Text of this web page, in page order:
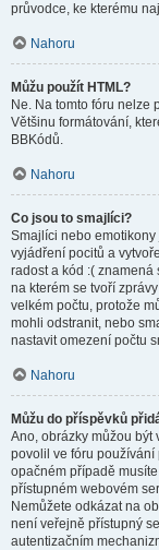
průvodce, ke kterému
Nahoru
Můžu použít HTML?
Ne. Na tomto fóru nelze
Většinu formátování,
BBKódů.
Nahoru
Co jsou to smajlíci?
Smajlíci nebo
vyjádření pocitů a
radost a kód :(
na kterém se tvoří
velkém počtu, protože
mohli odstranit, nebo
nastavit omezení počtu
Nahoru
Můžu do příspěvků
Ano, obrázky můžou být
povolil ve fóru používání
opačném případě
přístupném webovém
Nemůžete odkázat na
není veřejně přístupný
autentizačním